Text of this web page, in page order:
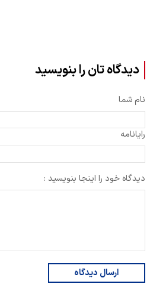
دیدگاه تان را بنویسید
نام شما
رایانامه
دیدگاه خود را اینجا بنویسید :
ارسال دیدگاه